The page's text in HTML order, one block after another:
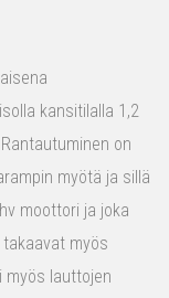
kansitilalla 1,2
on
myötä ja sillä
moottori ja joka
myös
myös lauttojen